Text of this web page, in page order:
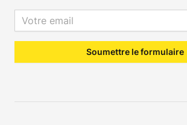
Email address
Soumettre le formulaire